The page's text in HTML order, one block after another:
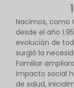
Nacimos, como
desde el año
evolución de
surgió la
Familiar
impacto social
de salud,